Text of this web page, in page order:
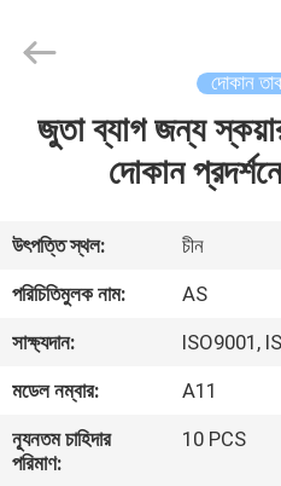
বাড়ি
ভিডিও
আমাদের
সম্পর্কে
Shelves
Co.,Ltd.
দোকান
জুতা ব্যাগ জন্য
দোকান
উৎপত্তি স্থল:
চীন
পরিচিতিমুলক নাম:
AS
সাক্ষ্যদান:
ISO9001,
মডেল নম্বার:
A11
ন্যূনতম চাহিদার
পরিমাণ:
10 PCS